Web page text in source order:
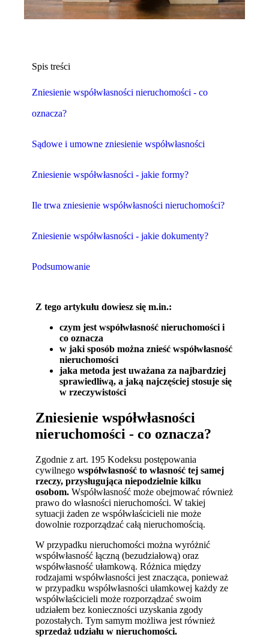
Spis treści
Zniesienie współwłasności nieruchomości - co
oznacza?
Sądowe i umowne zniesienie współwłasności
Zniesienie współwłasności - jakie formy?
Ile trwa zniesienie współwłasności nieruchomości?
Zniesienie współwłasności - jakie dokumenty?
Podsumowanie
Z tego artykułu dowiesz się m.in.:
czym jest współwłasność nieruchomości i
co oznacza
w jaki sposób można znieść współwłasność
nieruchomości
jaka metoda jest uważana za najbardziej
sprawiedliwą, a jaką najczęściej stosuje się
w rzeczywistości
Zniesienie współwłasności
nieruchomości - co oznacza?
Zgodnie z art. 195 Kodeksu postępowania
cywilnegowspółwłasność to własność tej samej
rzeczy, przysługująca niepodzielnie kilku
osobom. Współwłasność może obejmować również
prawo do własności nieruchomości. W takiej
sytuacji żaden ze współwłaścicieli nie może
dowolnie rozporządzać całą nieruchomością.
W przypadku nieruchomości można wyróżnić
współwłasność łączną (bezudziałową) oraz
współwłasność ułamkową. Różnica między
rodzajami współwłasności jest znacząca, ponieważ
w przypadku współwłasności ułamkowej każdy ze
współwłaścicieli może rozporządzać swoim
udziałem bez konieczności uzyskania zgody
pozostałych. Tym samym możliwa jest również
sprzedaż udziału w nieruchomości.